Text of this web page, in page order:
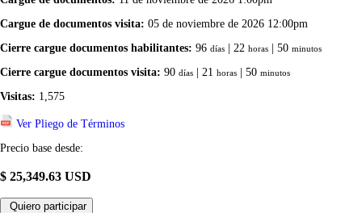
Cargue de documentos visita: 05 de noviembre de 2026 12:00pm
Cierre cargue documentos habilitantes: 96 días | 22 horas | 50 minutos
Cierre cargue documentos visita: 90 días | 21 horas | 50 minutos
Visitas: 1,575
Ver Pliego de Términos
Precio base desde:
$ 25,349.63 USD
Quiero participar